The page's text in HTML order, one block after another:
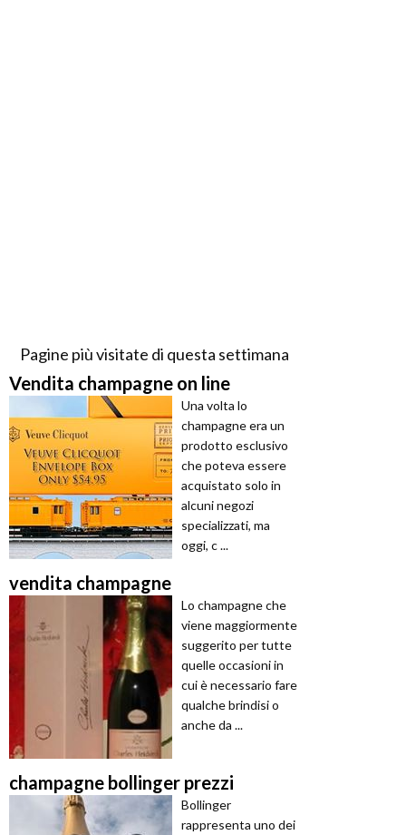
Pagine più visitate di questa settimana
Vendita champagne on line
Una volta lo
champagne era un
prodotto esclusivo
che poteva essere
acquistato solo in
alcuni negozi
specializzati, ma
oggi, c ...
vendita champagne
Lo champagne che
viene maggiormente
suggerito per tutte
quelle occasioni in
cui è necessario fare
qualche brindisi o
anche da ...
champagne bollinger prezzi
Bollinger
rappresenta uno dei